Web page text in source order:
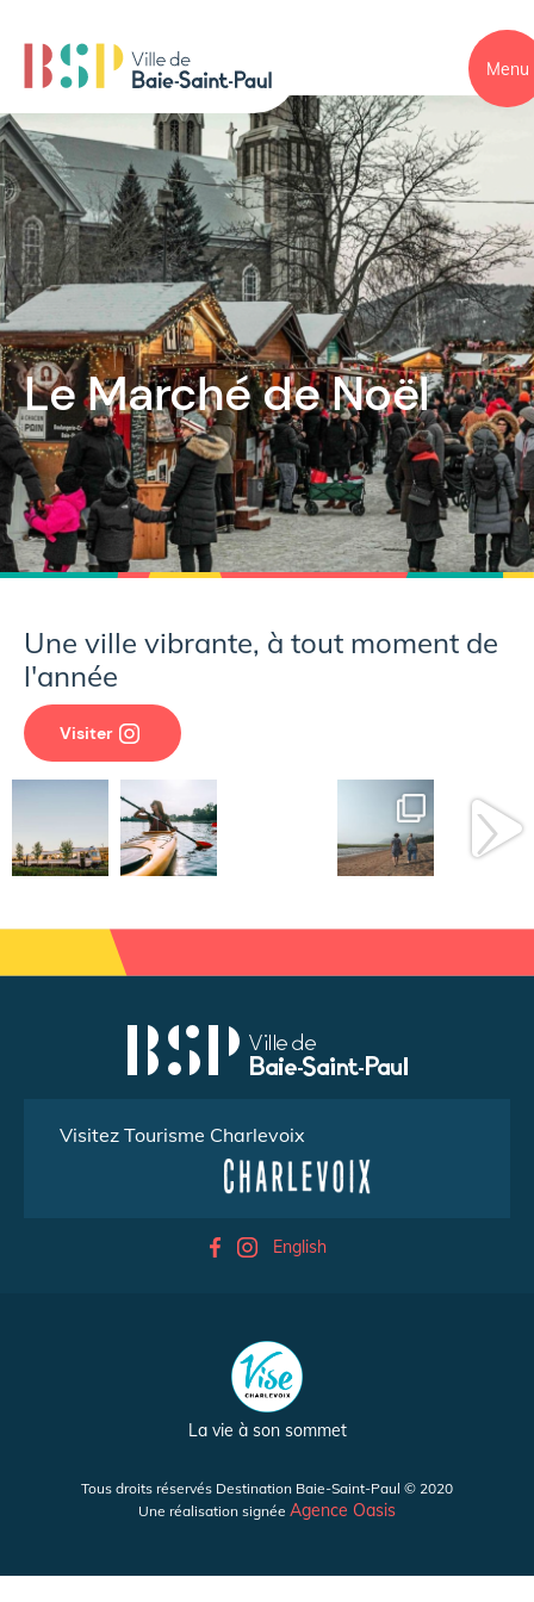
Menu
Le Marché de Noël
Une ville vibrante, à tout moment de
l'année
Visiter
Visitez Tourisme Charlevoix
English
La vie à son sommet
Tous droits réservés Destination Baie-Saint-Paul © 2020
Une réalisation signée Agence Oasis